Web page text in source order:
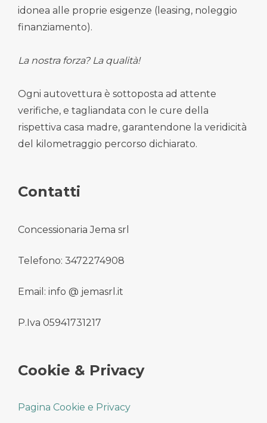
idonea alle proprie esigenze (leasing, noleggio
finanziamento).
La nostra forza? La qualità!
Ogni autovettura è sottoposta ad attente
verifiche, e tagliandata con le cure della
rispettiva casa madre, garantendone la veridicità
del kilometraggio percorso dichiarato.
Contatti
Concessionaria Jema srl
Telefono: 3472274908
Email: info @ jemasrl.it
P.Iva 05941731217
Cookie & Privacy
Pagina Cookie e Privacy